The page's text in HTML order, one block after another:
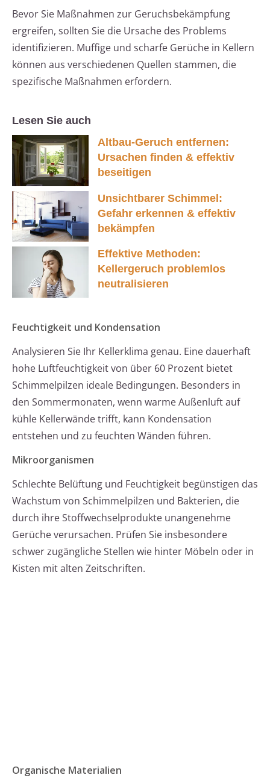
Bevor Sie Maßnahmen zur Geruchsbekämpfung
ergreifen, sollten Sie die Ursache des Problems
identifizieren. Muffige und scharfe Gerüche in Kellern
können aus verschiedenen Quellen stammen, die
spezifische Maßnahmen erfordern.
Lesen Sie auch
Altbau-Geruch entfernen:
Ursachen finden & effektiv
beseitigen
Unsichtbarer Schimmel:
Gefahr erkennen & effektiv
bekämpfen
Effektive Methoden:
Kellergeruch problemlos
neutralisieren
Feuchtigkeit und Kondensation
Analysieren Sie Ihr Kellerklima genau. Eine dauerhaft
hohe Luftfeuchtigkeit von über 60 Prozent bietet
Schimmelpilzen ideale Bedingungen. Besonders in
den Sommermonaten, wenn warme Außenluft auf
kühle Kellerwände trifft, kann Kondensation
entstehen und zu feuchten Wänden führen.
Mikroorganismen
Schlechte Belüftung und Feuchtigkeit begünstigen das
Wachstum von Schimmelpilzen und Bakterien, die
durch ihre Stoffwechselprodukte unangenehme
Gerüche verursachen. Prüfen Sie insbesondere
schwer zugängliche Stellen wie hinter Möbeln oder in
Kisten mit alten Zeitschriften.
Organische Materialien